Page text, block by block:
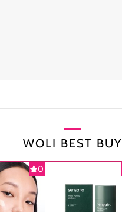
WOLI BEST BUY
0